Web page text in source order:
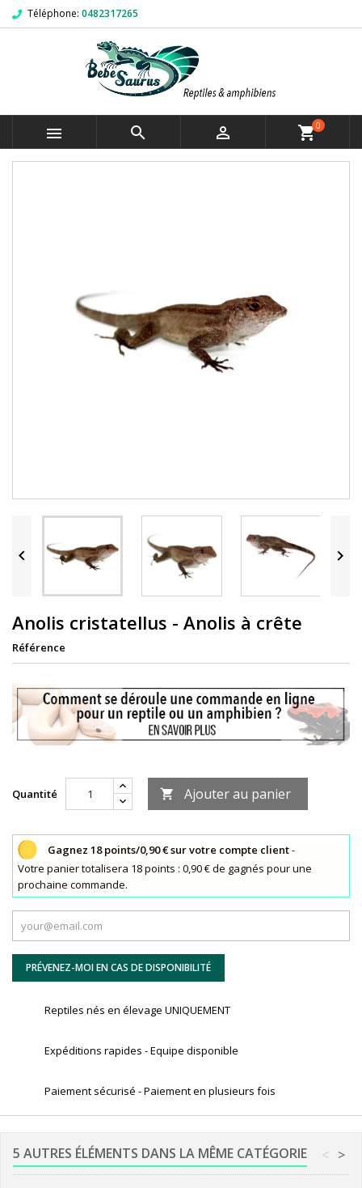
Téléphone: 0482317265
   shopping_cart0
 
Anolis cristatellus - Anolis à crête
Référence
Quantité  Ajouter au panier
Gagnez 18 points/0,90 € sur votre compte client-
Votre panier totalisera 18 points : 0,90 € de gagnés pour une
prochaine commande.
PRÉVENEZ-MOI EN CAS DE DISPONIBILITÉ
Reptiles nés en élevage UNIQUEMENT
Expéditions rapides - Equipe disponible
Paiement sécurisé - Paiement en plusieurs fois
5 AUTRES ÉLÉMENTS DANS LA MÊME CATÉGORIE >
<